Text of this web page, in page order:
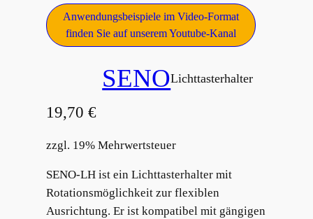
Anwendungsbeispiele im Video-Format
finden Sie auf unserem Youtube-Kanal
SENOLichttasterhalter
19,70€
zzgl. 19% Mehrwertsteuer
SENO-LH ist ein Lichttasterhalter mit
Rotationsmöglichkeit zur flexiblen
Ausrichtung. Er ist kompatibel mit gängigen